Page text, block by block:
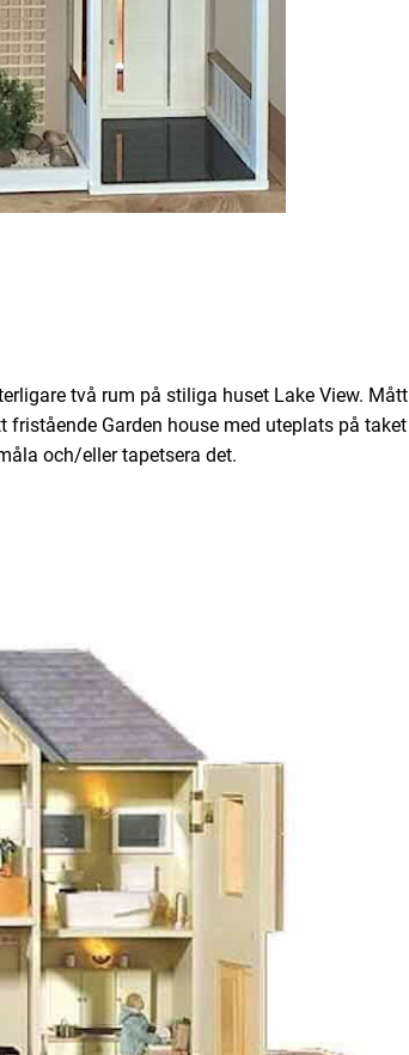
två rum på stiliga huset Lake View. Mått
fristående Garden house med uteplats på taket
och/eller tapetsera det.